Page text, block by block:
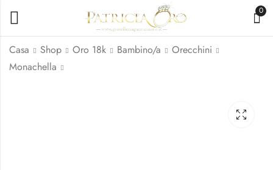
0
Casa Shop Oro 18k Bambino/a
Orecchini
Monachella
Cuore in Oro 18kt a